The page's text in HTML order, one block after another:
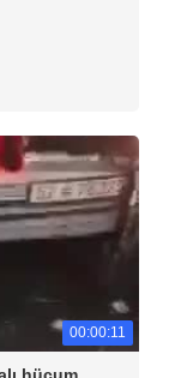
00:00:11